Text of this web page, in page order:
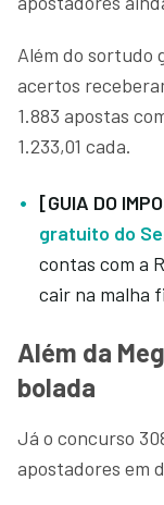
Além do sortudo
acertos
1.883 apostas
1.233,01 cada.
[GUIA DO
gratuito do
contas com a
cair na malha
Além da
bolada
Já o concurso
apostadores em